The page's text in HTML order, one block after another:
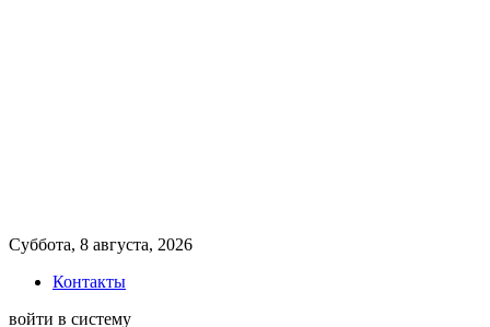
Суббота, 8 августа, 2026
Контакты
войти в систему